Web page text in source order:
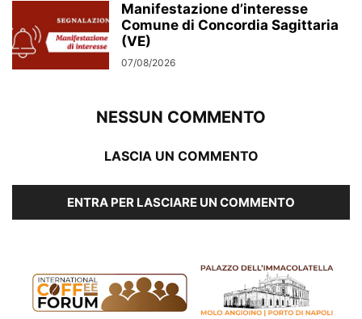
Manifestazione d’interesse
Comune di Concordia Sagittaria
(VE)
07/08/2026
NESSUN COMMENTO
LASCIA UN COMMENTO
ENTRA PER LASCIARE UN COMMENTO